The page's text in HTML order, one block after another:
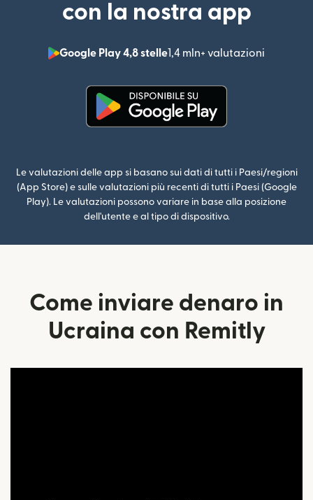
con la nostra app
Google Play 4,8 stelle1,4 mln+ valutazioni
Le valutazioni delle app si basano sui dati di tutti i Paesi/regioni
(App Store) e sulle valutazioni più recenti di tutti i Paesi (Google
Play). Le valutazioni possono variare in base alla posizione
dell'utente e al tipo di dispositivo.
Come inviare denaro in
Ucraina con Remitly